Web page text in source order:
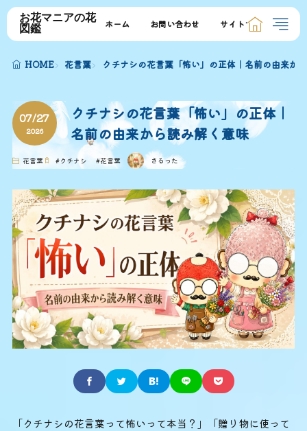
お花マニアの花
図鑑
ホーム お問い合わせ サイトマップ
HOME 花言葉 クチナシの花言葉「怖い」の正体｜名前の由来か
07/27
2026
クチナシの花言葉「怖い」の正体｜
名前の由来から読み解く意味
花言葉 #クチナシ #花言葉 さるった
「クチナシの花言葉って怖いって本当？」「贈り物に使って